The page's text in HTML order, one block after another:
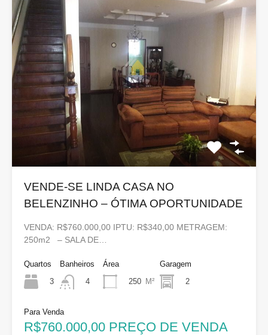
VENDE-SE LINDA CASA NO
BELENZINHO – ÓTIMA OPORTUNIDADE
VENDA: R$760.000,00 IPTU: R$340,00 METRAGEM:
250m2 – SALA DE…
Quartos
3
Banheiros
4
Área
250 M²
Garagem
2
Para Venda
R$760.000,00 PREÇO DE VENDA